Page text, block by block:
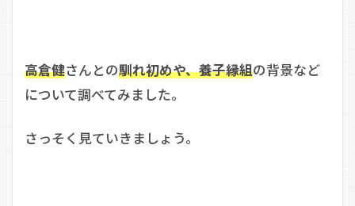
高倉健さんとの馴れ初めや、養子縁組の背景など
について調べてみました。
さっそく見ていきましょう。